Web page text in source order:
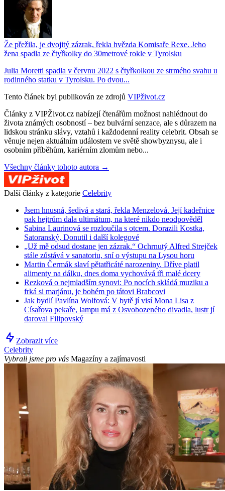
Že přežila, je dvojitý zázrak, řekla hvězda Komisaře Rexe. Jeho
žena spadla ze čtyřkolky do 30metrové rokle v Tyrolsku
Julia Moretti spadla v červnu 2022 s čtyřkolkou ze strmého svahu u
rodinného statku v Tyrolsku. Po dvou...
Tento článek byl publikován ze zdrojů VIPživot.cz
Články z VIPŽivot.cz nabízejí čtenářům možnost nahlédnout do
života známých osobností – bez bulvární senzace, ale s důrazem na
lidskou stránku slávy, vztahů i každodenní reality celebrit. Obsah se
věnuje nejen aktuálním událostem ve světě showbyznysu, ale i
osobním příběhům, kariérním zlomům nebo...
Všechny články tohoto autora →
Další články z kategorie Celebrity
Jsem hnusná, šedivá a stará, řekla Menzelová. Její kadeřnice
pak hejtrům dala ultimátum, na které nikdo neodpověděl
Sabina Laurinová se rozloučila s otcem. Dorazili Kostka,
Satoranský, Donutil i další kolegové
„Už mě odsud dostane jen zázrak.“ Ochrnutý Alfred Strejček
stále zůstává v sanatoriu, sní o výstupu na Lysou horu
Martin Čermák slaví pětatřicáté narozeniny. Dříve platil
alimenty na dálku, dnes doma vychovává tři malé dcery
Rezková o nejmladším synovi: Po nocích skládá muziku a
frká si marjánu, je bohém po tátovi Brabcovi
Jak bydlí Pavlína Wolfová: V bytě jí visí Mona Lisa z
Císařova pekaře, lampu má z Osvobozeného divadla, lustr jí
daroval Filipovský
Zobrazit více
Celebrity
Vybrali jsme pro vás Magazíny a zajímavosti